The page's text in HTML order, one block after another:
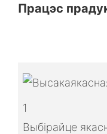
Працэс
1
Выбірайце